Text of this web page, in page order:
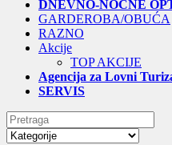
DNEVNO-NOĆNE
GARDEROBA/OBUĆA
RAZNO
Akcije
TOP AKCIJE
Agencija za Lovni
SERVIS
Search
for: